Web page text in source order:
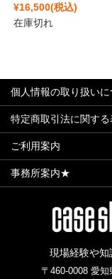
¥16,500(税込)
在庫切れ
個人情報の取り扱いに
特定商取引法に関する
ご利用案内
事務所案内★
現場経験や
〒460-0008 愛